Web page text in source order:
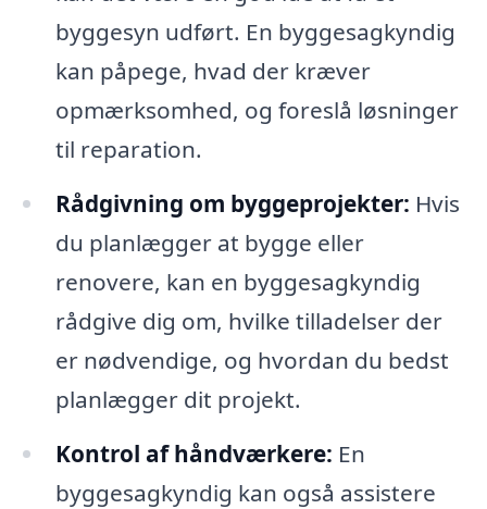
byggesyn udført. En byggesagkyndig
kan påpege, hvad der kræver
opmærksomhed, og foreslå løsninger
til reparation.
Rådgivning om byggeprojekter: Hvis
du planlægger at bygge eller
renovere, kan en byggesagkyndig
rådgive dig om, hvilke tilladelser der
er nødvendige, og hvordan du bedst
planlægger dit projekt.
Kontrol af håndværkere: En
byggesagkyndig kan også assistere